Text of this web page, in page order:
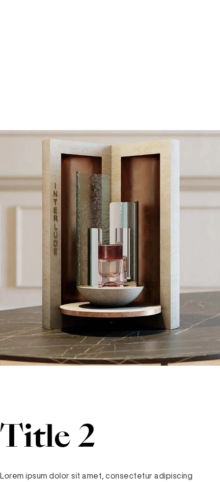
Title 2
Lorem ipsum dolor sit amet, consectetur adipiscing